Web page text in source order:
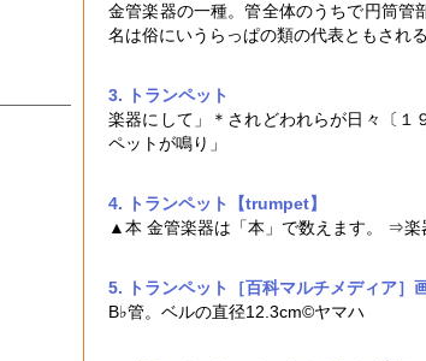
金管楽器の一種。管全体のうちで円筒管
名は俗にいうらっぱの類の代表ともされ
3. トランペット
楽器にして」＊されどわれらが日々〔１
ペットが鳴り」
4. トランペット【trumpet】
▲本 金管楽器は「本」で数えます。 ⇒楽
5. トランペット［百科マルチメディア］
B♭管。ベルの直径12.3cm©ヤマハ